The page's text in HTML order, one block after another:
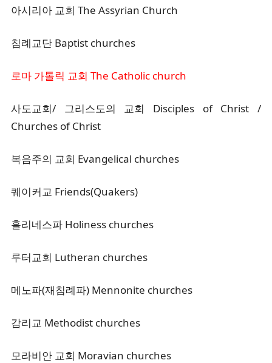
아시리아 교회 The Assyrian Church
침례교단 Baptist churches
로마 가톨릭 교회 The Catholic church
사도교회/ 그리스도의 교회 Disciples of Christ /
Churches of Christ
복음주의 교회 Evangelical churches
퀘이커교 Friends(Quakers)
홀리네스파 Holiness churches
루터교회 Lutheran churches
메노파(재침례파) Mennonite churches
감리교 Methodist churches
모라비안 교회 Moravian churches